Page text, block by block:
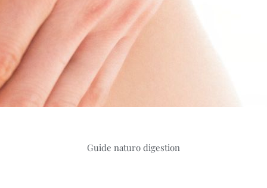
Guide naturo digestion